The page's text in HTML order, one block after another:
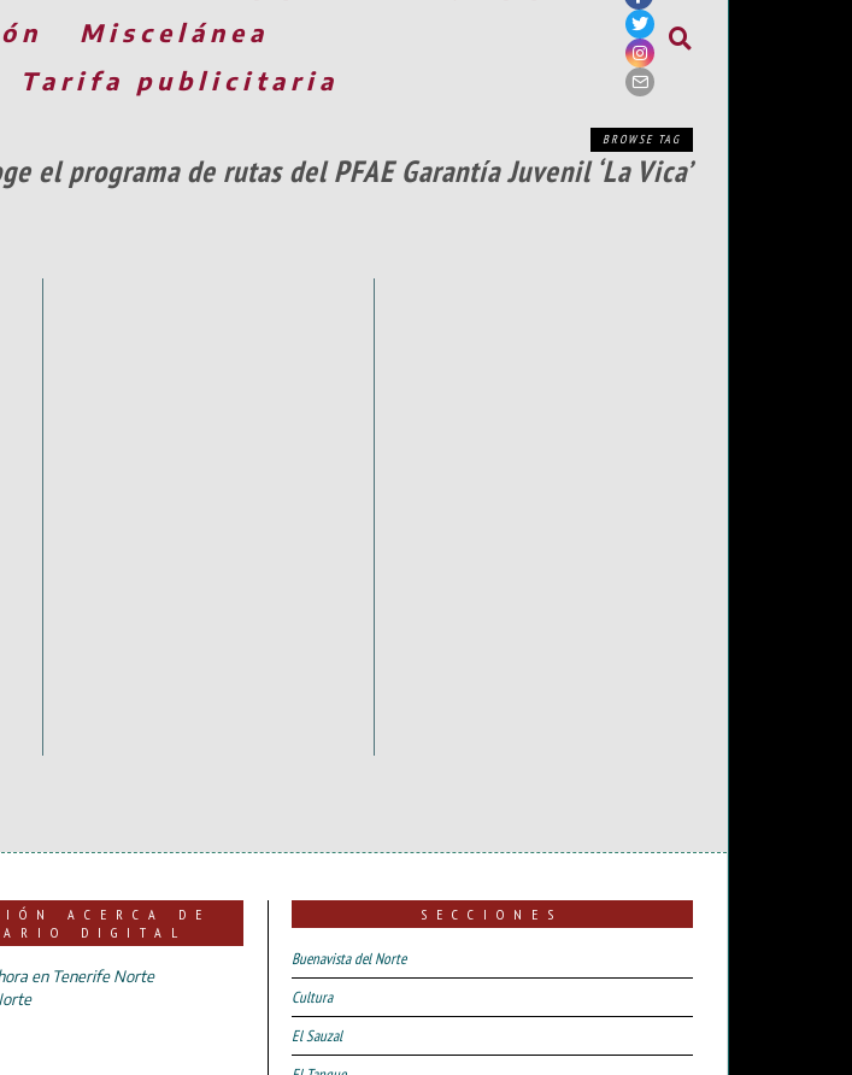
Miscelánea
Tarifa publicitaria
BROWSE TAG
el programa de rutas del PFAE Garantía Juvenil ‘La Vica’
ACERCA DE
DIGITAL
en Tenerife Norte
SECCIONES
Buenavista del Norte
Cultura
El Sauzal